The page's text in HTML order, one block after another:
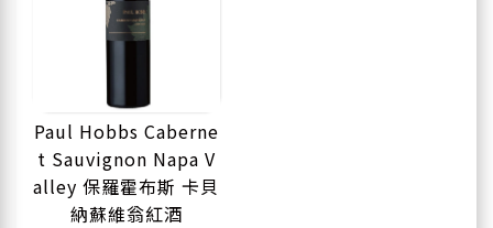
Paul Hobbs Caberne
t Sauvignon Napa V
alley 保羅霍布斯 卡貝
納蘇維翁紅酒